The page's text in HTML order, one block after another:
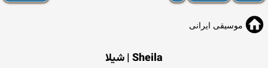
موسیقی ایرانی
Sheila | شیلا